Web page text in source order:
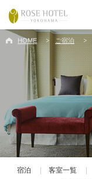
HOME ご宿泊
宿泊 客室一覧